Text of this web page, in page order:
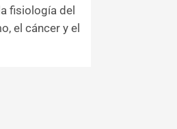
fisiología del
el cáncer y el